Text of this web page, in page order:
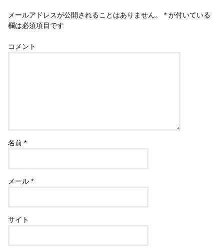
メールアドレスが公開されることはありません。 * が付いている
欄は必須項目です
コメント
名前*
メール*
サイト